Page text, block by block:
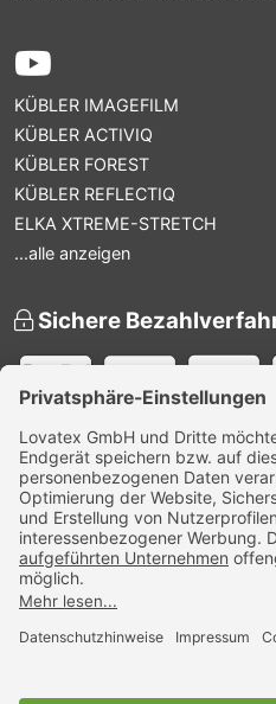
KÜBLER IMAGEFILM
KÜBLER ACTIVIQ
KÜBLER FOREST
KÜBLER REFLECTIQ
ELKA XTREME-STRETCH
...alle anzeigen
Sichere
Versandpartner
Zertifiziert